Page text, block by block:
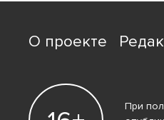
О проекте
При